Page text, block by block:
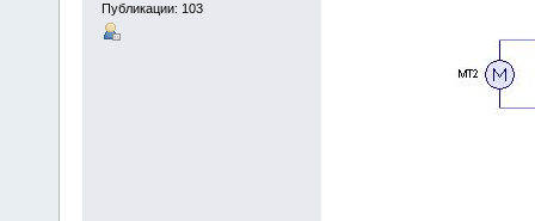
Публикации: 103